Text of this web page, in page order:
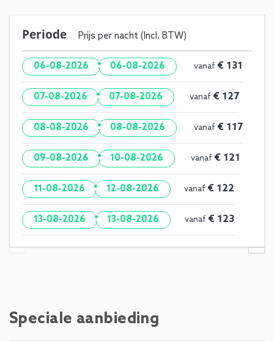
Periode Prijs per nacht (Incl. BTW)
06-08-2026 · 06-08-2026 vanaf € 131
07-08-2026 · 07-08-2026 vanaf € 127
08-08-2026 · 08-08-2026 vanaf € 117
09-08-2026 · 10-08-2026 vanaf € 121
11-08-2026 · 12-08-2026 vanaf € 122
13-08-2026 · 13-08-2026 vanaf € 123
Speciale aanbieding